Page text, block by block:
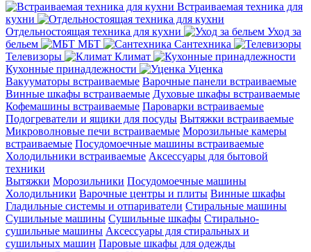
Встраиваемая техника для
кухни
Отдельностоящая техника для кухни
Уход за
бельем
МБТ
Сантехника
Телевизоры
Климат
Кухонные принадлежности
Уценка
Вакууматоры встраиваемые Варочные панели встраиваемые
Винные шкафы встраиваемые Духовые шкафы встраиваемые
Кофемашины встраиваемые Пароварки встраиваемые
Подогреватели и ящики для посуды Вытяжки встраиваемые
Микроволновые печи встраиваемые Морозильные камеры
встраиваемые Посудомоечные машины встраиваемые
Холодильники встраиваемые Аксессуары для бытовой
техники
Вытяжки Морозильники Посудомоечные машины
Холодильники Варочные центры и плиты Винные шкафы
Гладильные системы и отпариватели Стиральные машины
Сушильные машины Сушильные шкафы Стирально-
сушильные машины Аксессуары для стиральных и
сушильных машин Паровые шкафы для одежды